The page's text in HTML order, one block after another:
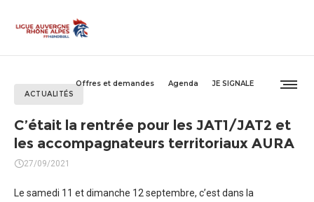
Offres et demandes Agenda
JE SIGNALE
ACTUALITÉS
C’était la rentrée pour les JAT1/JAT2 et
les accompagnateurs territoriaux AURA
27/09/2021
Le samedi 11 et dimanche 12 septembre, c’est dans la